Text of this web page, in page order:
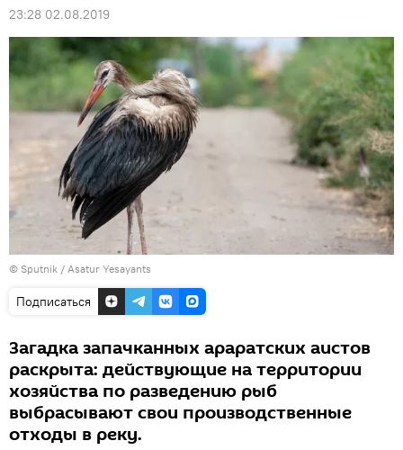
23:28 02.08.2019
© Sputnik / Asatur Yesayants
Подписаться
Загадка запачканных араратских аистов
раскрыта: действующие на территории
хозяйства по разведению рыб
выбрасывают свои производственные
отходы в реку.